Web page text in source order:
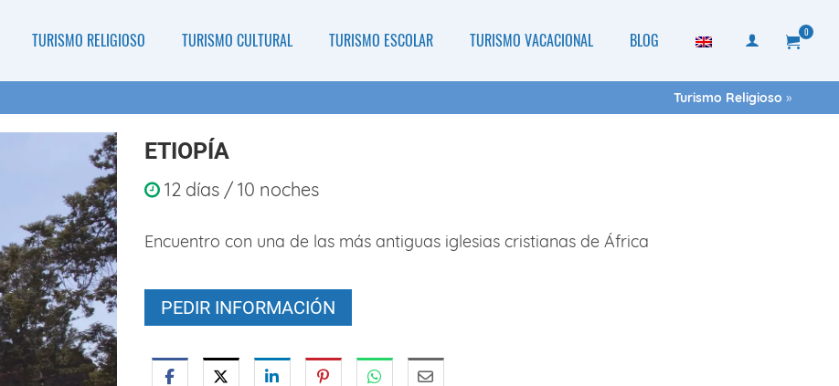
TURISMO RELIGIOSO TURISMO CULTURAL TURISMO ESCOLAR TURISMO VACACIONAL BLOG 0
Turismo Religioso »
ETIOPÍA
12 días / 10 noches
Encuentro con una de las más antiguas iglesias cristianas de África
PEDIR INFORMACIÓN